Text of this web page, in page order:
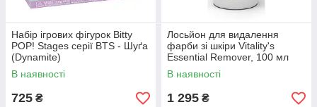
Набір ігрових фігурок Bitty
POP! Stages серії BTS - Шуґа
(Dynamite)
В наявності
725 ₴
Лосьйон для видалення
фарби зі шкіри Vitality's
Essential Remover, 100 мл
В наявності
1 295 ₴